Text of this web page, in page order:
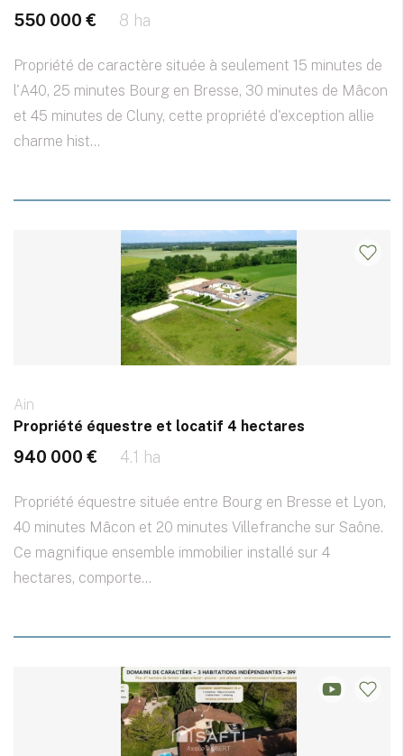
550 000 € 8 ha
Propriété de caractère située à seulement 15 minutes de
l'A40, 25 minutes Bourg en Bresse, 30 minutes de Mâcon
et 45 minutes de Cluny, cette propriété d'exception allie
charme hist...
Ain
Propriété équestre et locatif 4 hectares
940 000 € 4.1 ha
Propriété équestre située entre Bourg en Bresse et Lyon,
40 minutes Mâcon et 20 minutes Villefranche sur Saône.
Ce magnifique ensemble immobilier installé sur 4
hectares, comporte...